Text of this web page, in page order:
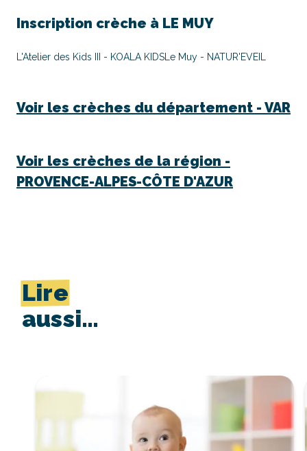
Inscription crèche à LE MUY
L'Atelier des Kids III - KOALA KIDS Le Muy - NATUR'EVEIL
Voir les crèches du département - VAR
Voir les crèches de la région -
PROVENCE-ALPES-CÔTE D'AZUR
Lire
aussi…